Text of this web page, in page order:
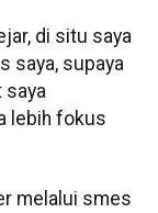
di situ saya
saya, supaya
saya
lebih fokus
melalui smes